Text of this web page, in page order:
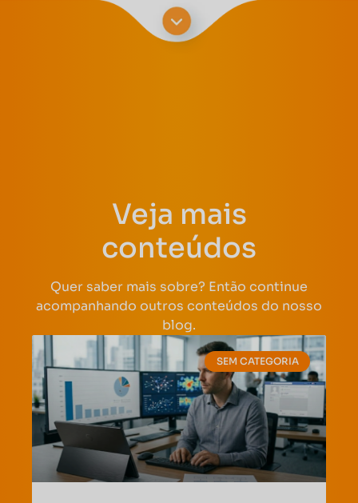
Veja mais
conteúdos
Quer saber mais sobre? Então continue
acompanhando outros conteúdos do nosso
blog.
SEM CATEGORIA